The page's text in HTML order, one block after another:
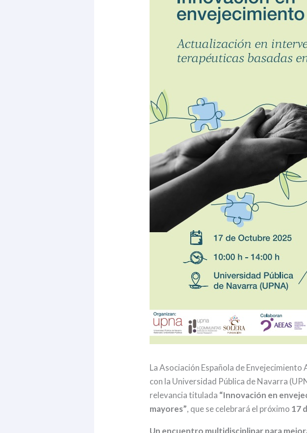
La Asociación Española de
con la Universidad Pública de Navarra
relevancia titulada “Innovación en
mayores”, que se celebrará el próximo 17
Un encuentro multidisciplinar para